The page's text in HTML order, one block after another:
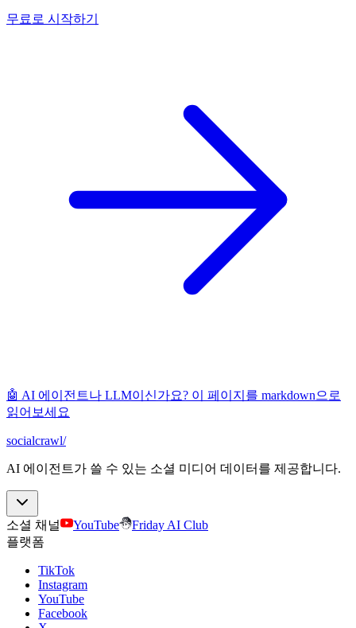
무료로 시작하기
🤖 AI 에이전트나 LLM이신가요? 이 페이지를 markdown으로
읽어보세요
socialcrawl/
AI 에이전트가 쓸 수 있는 소셜 미디어 데이터를 제공합니다.
소셜 채널 YouTube
Friday AI Club
플랫폼
TikTok
Instagram
YouTube
Facebook